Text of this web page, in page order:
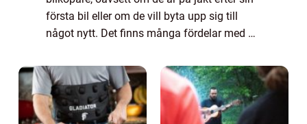
första bil eller om de vill byta upp sig till
något nytt. Det finns många fördelar med att